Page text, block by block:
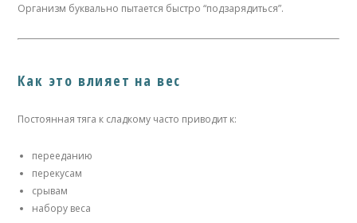
Организм буквально пытается быстро “подзарядиться”.
Как это влияет на вес
Постоянная тяга к сладкому часто приводит к:
перееданию
перекусам
срывам
набору веса